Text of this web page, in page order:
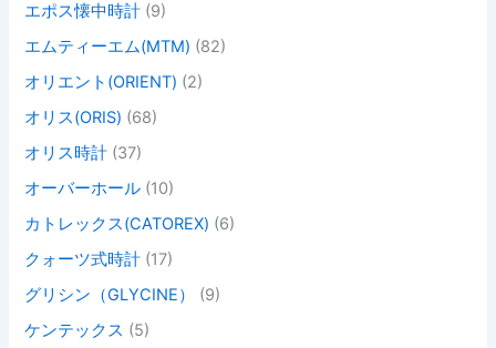
エポス懐中時計 (9)
エムティーエム(MTM) (82)
オリエント(ORIENT) (2)
オリス(ORIS) (68)
オリス時計 (37)
オーバーホール (10)
カトレックス(CATOREX) (6)
クォーツ式時計 (17)
グリシン（GLYCINE）
(9)
ケンテックス (5)